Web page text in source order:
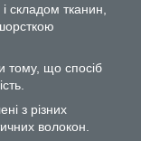
складом тканин,
тому, що спосіб
з різних
волокон.